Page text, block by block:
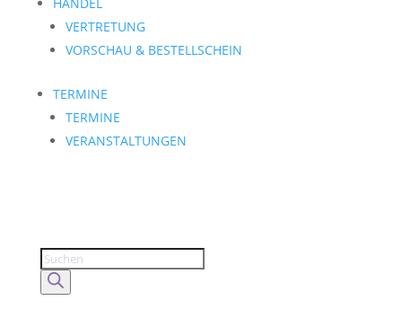
VERTRETUNG
VORSCHAU & BESTELLSCHEIN
TERMINE
TERMINE
VERANSTALTUNGEN
Products
search